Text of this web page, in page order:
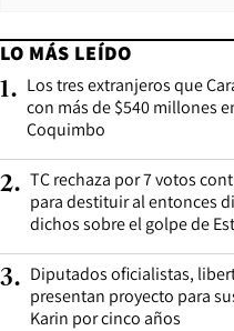
LO MÁS LEÍDO
1. Los tres extranjeros que
con más de $540 millones
Coquimbo
2. TC rechaza por 7 votos
para destituir al entonces
dichos sobre el golpe de
3. Diputados oficialistas,
presentan proyecto para
Karin por cinco años